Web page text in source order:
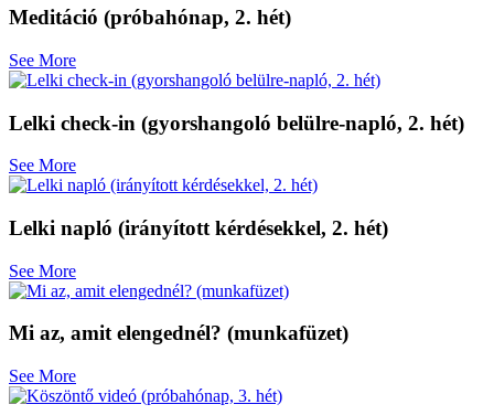
Meditáció (próbahónap, 2. hét)
See More
Lelki check-in (gyorshangoló belülre-napló, 2. hét)
See More
Lelki napló (irányított kérdésekkel, 2. hét)
See More
Mi az, amit elengednél? (munkafüzet)
See More